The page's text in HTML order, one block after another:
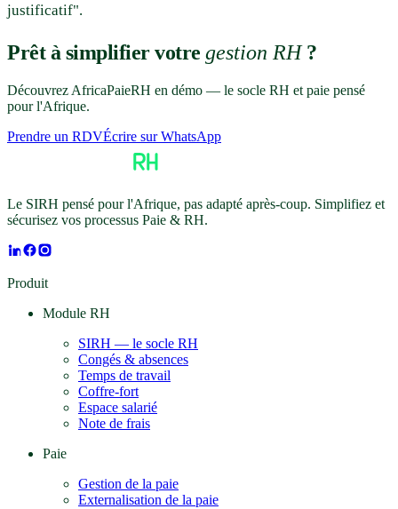
justificatif".
Prêt à simplifier votregestion RH?
Découvrez AfricaPaieRH en démo — le socle RH et paie pensé
pour l'Afrique.
Prendre un RDVÉcrire sur WhatsApp
Le SIRH pensé pour l'Afrique, pas adapté après-coup. Simplifiez et
sécurisez vos processus Paie & RH.
Produit
Module RH
SIRH — le socle RH
Congés & absences
Temps de travail
Coffre-fort
Espace salarié
Note de frais
Paie
Gestion de la paie
Externalisation de la paie